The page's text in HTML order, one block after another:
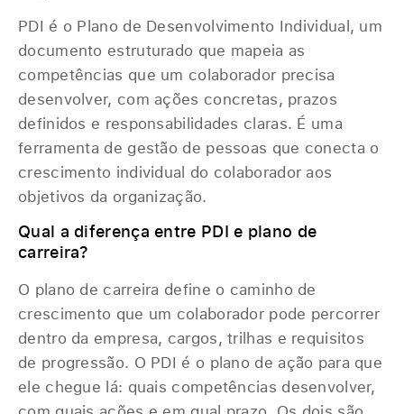
PDI é o Plano de Desenvolvimento Individual, um
documento estruturado que mapeia as
competências que um colaborador precisa
desenvolver, com ações concretas, prazos
definidos e responsabilidades claras. É uma
ferramenta de gestão de pessoas que conecta o
crescimento individual do colaborador aos
objetivos da organização.
Qual a diferença entre PDI e plano de
carreira?
O plano de carreira define o caminho de
crescimento que um colaborador pode percorrer
dentro da empresa, cargos, trilhas e requisitos
de progressão. O PDI é o plano de ação para que
ele chegue lá: quais competências desenvolver,